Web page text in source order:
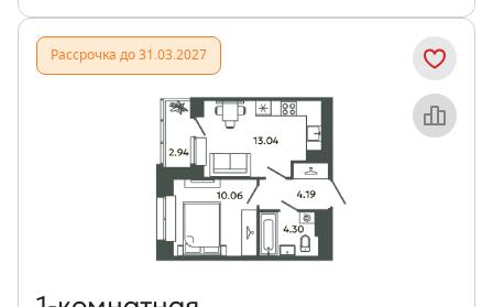
Рассрочка до 31.03.2027
Объект месяца